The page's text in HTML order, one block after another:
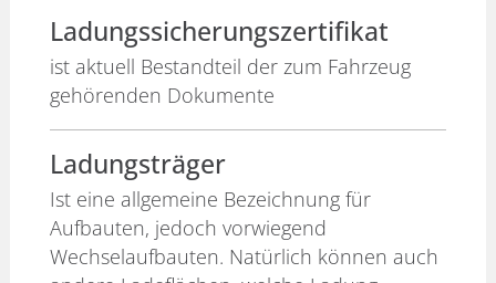
Ladungssicherungszertifikat
ist aktuell Bestandteil der zum Fahrzeug
gehörenden Dokumente
Ladungsträger
Ist eine allgemeine Bezeichnung für
Aufbauten, jedoch vorwiegend
Wechselaufbauten. Natürlich können auch